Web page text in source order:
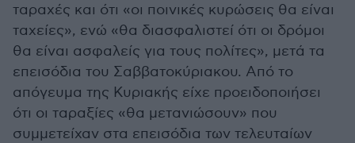
ταραχές και ότι «οι ποινικές κυρώσεις θα είναι
ταχείες», ενώ «θα διασφαλιστεί ότι οι δρόμοι
θα είναι ασφαλείς για τους πολίτες», μετά τα
επεισόδια του Σαββατοκύριακου. Από το
απόγευμα της Κυριακής είχε προειδοποιήσει
ότι οι ταραξίες «θα μετανιώσουν» που
συμμετείχαν στα επεισόδια των τελευταίων